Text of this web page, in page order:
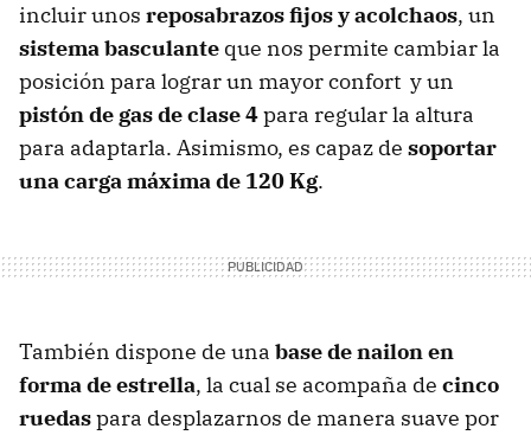
incluir unos reposabrazos fijos y acolchaos, un
sistema basculante que nos permite cambiar la
posición para lograr un mayor confort y un
pistón de gas de clase 4para regular la altura
para adaptarla. Asimismo, es capaz de soportar
una carga máxima de 120 Kg.
También dispone de una base de nailon en
forma de estrella, la cual se acompaña de cinco
ruedaspara desplazarnos de manera suave por